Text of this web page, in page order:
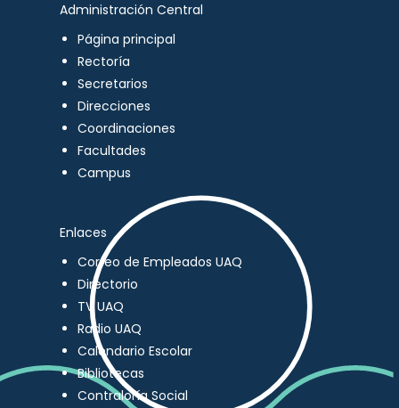
Administración Central
Página principal
Rectoría
Secretarios
Direcciones
Coordinaciones
Facultades
Campus
Enlaces
Correo de Empleados UAQ
Directorio
TV UAQ
Radio UAQ
Calendario Escolar
Bibliotecas
Contraloría Social